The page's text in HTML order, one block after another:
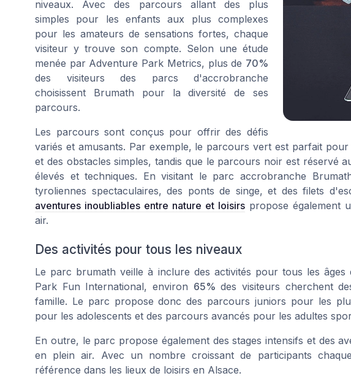
niveaux. Avec des parcours allant des plus
simples pour les enfants aux plus complexes
pour les amateurs de sensations fortes, chaque
visiteur y trouve son compte. Selon une étude
menée par Adventure Park Metrics, plus de 70%
des visiteurs des parcs d'accrobranche
choisissent Brumath pour la diversité de ses
parcours.
Les parcours sont conçus pour offrir des défis
variés et amusants. Par exemple, le parcours vert est parfait
et des obstacles simples, tandis que le parcours noir est réservé
élevés et techniques. En visitant le parc accrobranche
tyroliennes spectaculaires, des ponts de singe, et des filets
aventures inoubliables entre nature et loisirs propose également
air.
Des activités pour tous les niveaux
Le parc brumath veille à inclure des activités pour tous les
Park Fun International, environ 65% des visiteurs cherchent
famille. Le parc propose donc des parcours juniors pour les
pour les adolescents et des parcours avancés pour les adultes
En outre, le parc propose également des stages intensifs et des
en plein air. Avec un nombre croissant de participants
référence dans les lieux de loisirs en Alsace.